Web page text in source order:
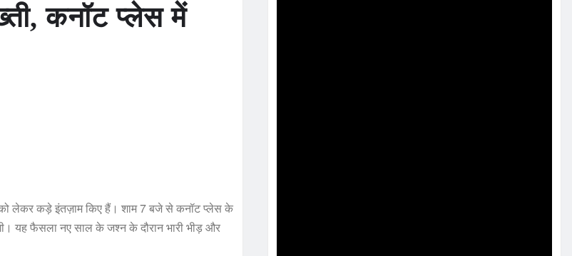
कनॉट प्लेस में
को लेकर कड़े इंतज़ाम किए हैं। शाम 7 बजे से कनॉट प्लेस के
यह फैसला नए साल के जश्न के दौरान भारी भीड़ और